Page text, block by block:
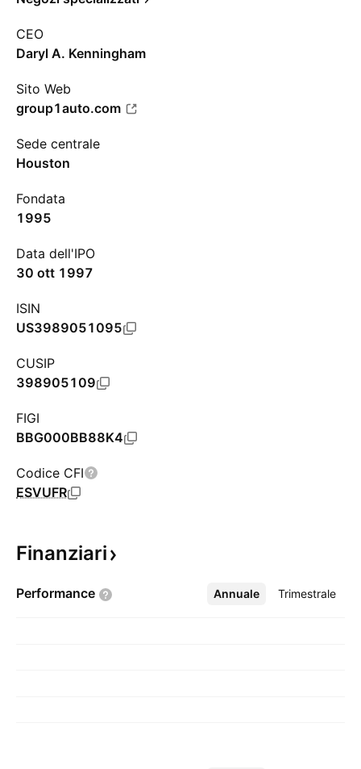
CEO
Daryl A. Kenningham
Sito Web
group1auto.com
Sede centrale
Houston
Fondata
1995
Data dell'IPO
30 ott 1997
ISIN
US3989051095
CUSIP
398905109
FIGI
BBG000BB88K4
Codice CFI
ESVUFR
Finanziari
Performance Annuale Trimestrale
Altro